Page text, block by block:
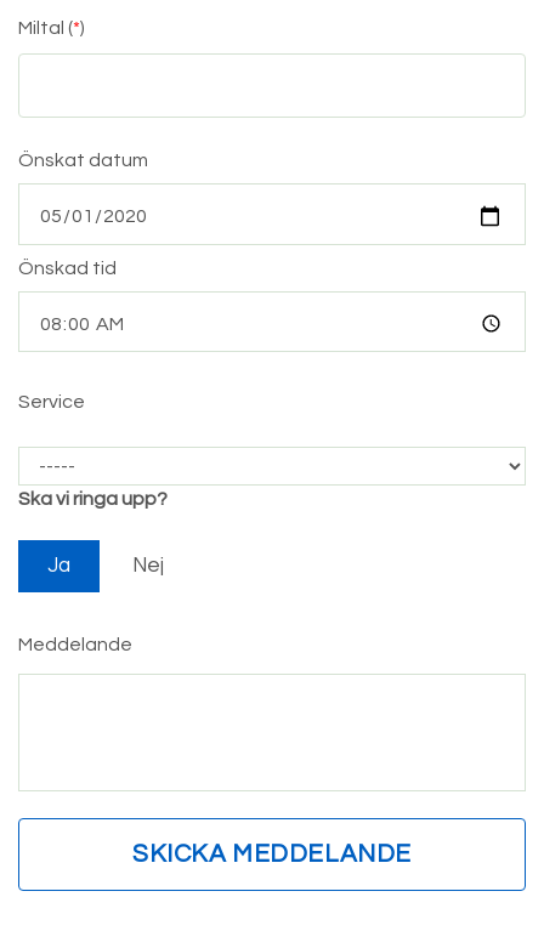
Miltal (*)
Önskat datum
Önskad tid
Service
Ska vi ringa upp?
Ja Nej
Meddelande